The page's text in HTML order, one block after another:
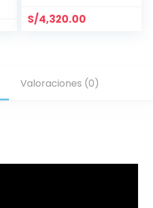
S/4,320.00
Valoraciones (0)